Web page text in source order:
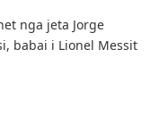
nga jeta Jorge
babai i Lionel Messit